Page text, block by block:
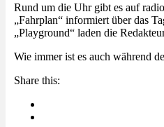
Rund um die Uhr gibt es auf
„Fahrplan“ informiert über das
„Playground“ laden die
Wie immer ist es auch während
Share this: